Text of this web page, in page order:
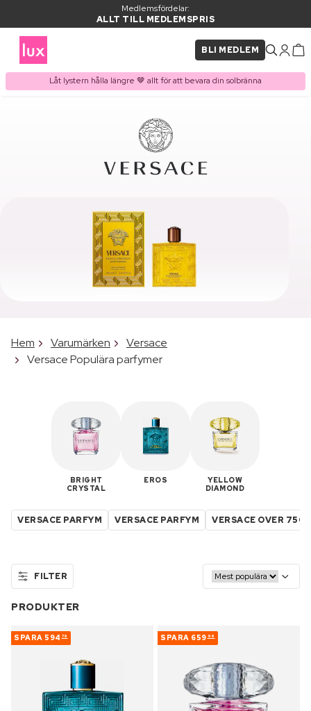
Medlemsfördelar:
ALLT TILL MEDLEMSPRIS
BLI MEDLEM
Låt lystern hålla längre 🤎 allt för att bevara din solbränna
Hem Varumärken
Versace
Versace Populära parfymer
BRIGHT
CRYSTAL
EROS
YELLOW
DIAMOND
VERSACE PARFYM VERSACE PARFYM VERSACE OVER 750
FILTER
PRODUKTER
SPARA 594 79 SPARA 659 99